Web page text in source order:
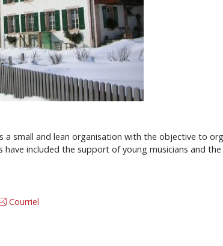
a small and lean organisation with the objective to
included the support of young musicians and
Courriel